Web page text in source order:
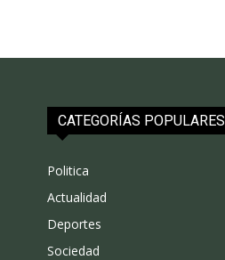
CATEGORÍAS POPULARES
Politica
Actualidad
Deportes
Sociedad